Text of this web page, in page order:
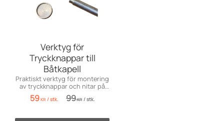
Verktyg för
Tryckknappar till
Båtkapell
Praktiskt verktyg för montering
av tryckknappar och nitar på
båtkapell, dynor och segelduk.
Passar både hemmafixare och
59KR /stk. 99KR /stk.